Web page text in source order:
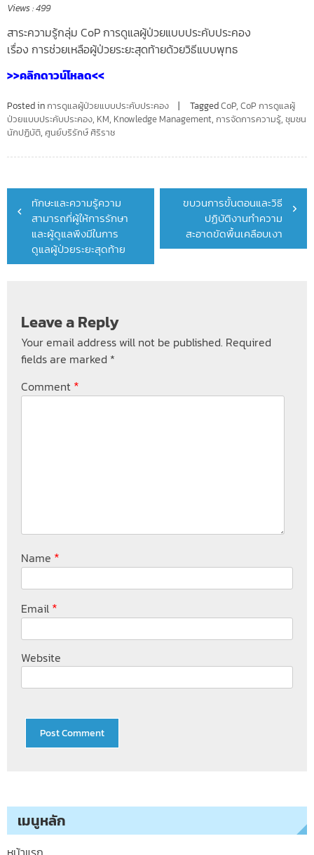
Views :499
สาระความรู้กลุ่ม CoP การดูแลผู้ป่วยแบบประคับประคอง
เรื่อง การช่วยเหลือผู้ป่วยระยะสุดท้ายด้วยวิธีแบบพุทธ
>>คลิกดาวน์โหลด<<
Posted inการดูแลผู้ป่วยแบบประคับประคอง TaggedCoP, CoP การดูแลผู้
ป่วยแบบประคับประคอง, KM, Knowledge Management, การจัดการความรู้, ชุมชน
นักปฏิบัติ, ศูนย์บริรักษ์ ศิริราช
Post
navigation
ทักษะและความรู้ความ
สามารถที่ผู้ให้การรักษา
และผู้ดูแลพึงมีในการ
ดูแลผู้ป่วยระยะสุดท้าย
ขบวนการขั้นตอนและวิธี
ปฏิบัติงานทำความ
สะอาดขัดพื้นเคลือบเงา
Leave a Reply
Your email address will not be published. Required
fields are marked *
Comment *
Name *
Email *
Website
เมนูหลัก